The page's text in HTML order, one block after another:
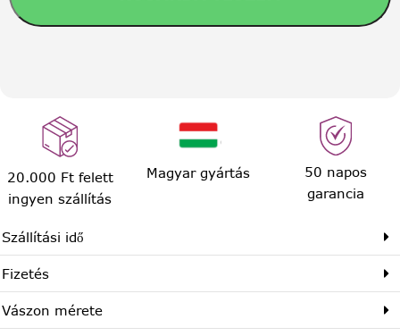
20.000 Ft felett
ingyen szállítás
Magyar gyártás
50 napos
garancia
Szállítási idő
Fizetés
Vászon mérete